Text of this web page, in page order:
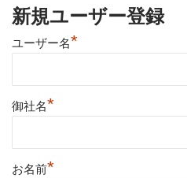
新規ユーザー登録
ユーザー名*
御社名*
お名前*